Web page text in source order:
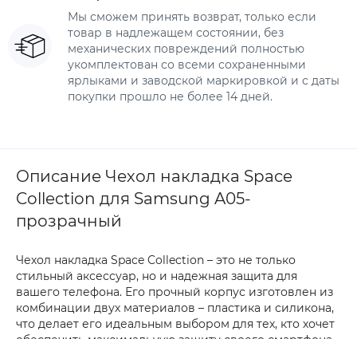
Мы сможем принять возврат, только если
товар в надлежащем состоянии, без
механических повреждений полностью
укомплектован со всеми сохраненными
ярлыками и заводской маркировкой и с даты
покупки прошло не более 14 дней.
Описание Чехол накладка Space
Collection для Samsung A05-
прозрачный
Чехол накладка Space Collection – это не только
стильный аксессуар, но и надежная защита для
вашего телефона. Его прочный корпус изготовлен из
комбинации двух материалов – пластика и силикона,
что делает его идеальным выбором для тех, кто хочет